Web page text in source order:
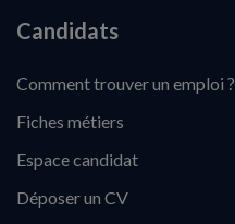
Candidats
Comment trouver un emploi ?
Fiches métiers
Espace candidat
Déposer un CV